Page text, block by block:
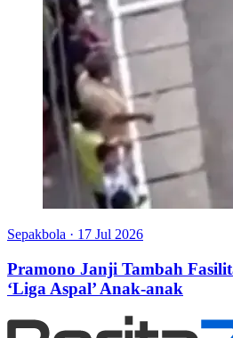
Sepakbola · 17 Jul 2026
Pramono Janji Tambah
‘Liga Aspal’ Anak-anak